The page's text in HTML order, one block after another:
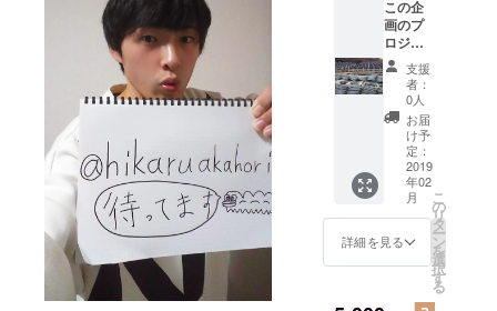
トラリア、
フィリピ
ン、台湾と
主に東南ア
ジアが中心
今までの
やってきた
ことはヒッ
チハイクや
100円何でも
この企
画のプ
ロジェ
クトの
内容、
コンテ
ンツを
一緒に
考える
メン
バーに
なれ
る。あ
なたの
アイ
ディア
支援
者：
0人
お届
け予
定：
2019
年02
月
詳細を見る
こ
の
リ
タ
ー
ン
を
選
択
す
る